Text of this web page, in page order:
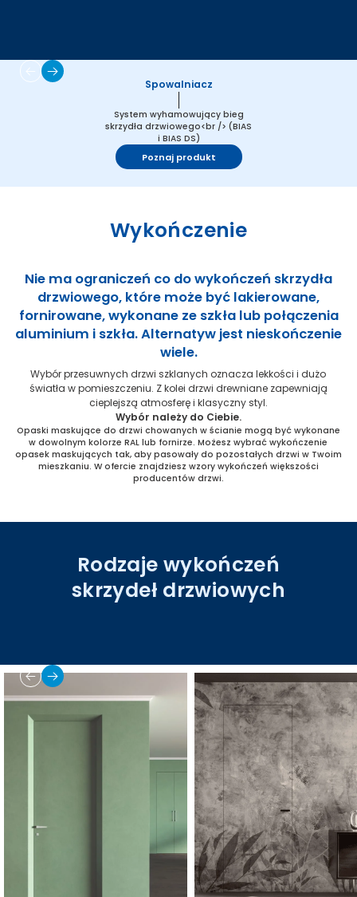
Spowalniacz
System wyhamowujący bieg
skrzydła drzwiowego<br /> (BIAS
i BIAS DS)
Poznaj produkt
Wykończenie
Nie ma ograniczeń co do wykończeń skrzydła
drzwiowego, które może być lakierowane,
fornirowane, wykonane ze szkła lub połączenia
aluminium i szkła. Alternatyw jest nieskończenie
wiele.
Wybór przesuwnych drzwi szklanych oznacza lekkości i dużo
światła w pomieszczeniu. Z kolei drzwi drewniane zapewniają
cieplejszą atmosferę i klasyczny styl.
Wybór należy do Ciebie.
Opaski maskujące do drzwi chowanych w ścianie mogą być wykonane
w dowolnym kolorze RAL lub fornirze. Możesz wybrać wykończenie
opasek maskujących tak, aby pasowały do pozostałych drzwi w Twoim
mieszkaniu. W ofercie znajdziesz wzory wykończeń większości
producentów drzwi.
Rodzaje wykończeń
skrzydeł drzwiowych